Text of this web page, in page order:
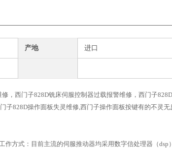
产地 进口
修，西门子828D铣床伺服控制器过载报警维修，西门子
828D操作面板失灵维修,西门子操作面板按键有的不灵无
方式：目前主流的伺服推动器均采用数字信处理器（dsp